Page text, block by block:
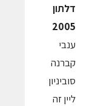
דלתון
2005
ענבי
קברנה
סוביניון
ליין זה